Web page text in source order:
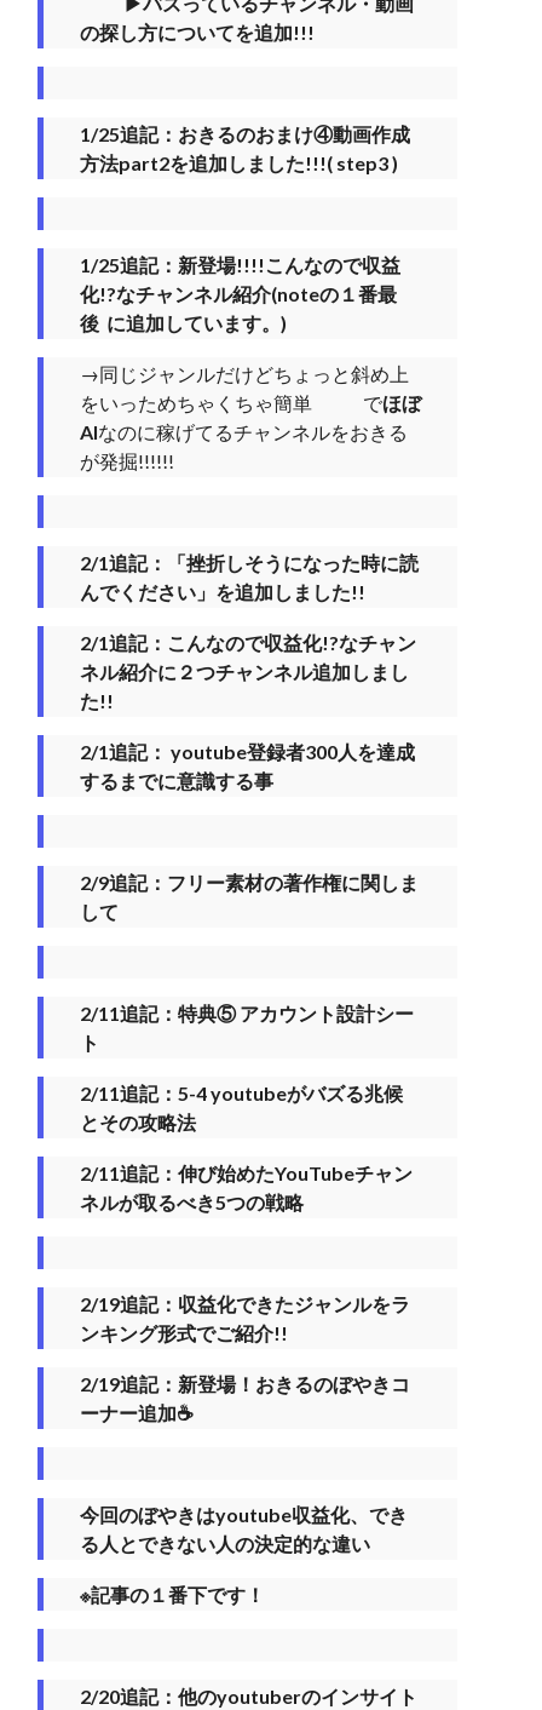
の探し方についてを追加!!!
1/25追記：おきるのおまけ④動画作成
方法part2を追加しました!!!( step3 )
1/25追記：新登場!!!!こんなので収益
化!?なチャンネル紹介(noteの１番最
後 に追加しています。)
→同じジャンルだけどちょっと斜め上
をいっためちゃくちゃ簡単 でほぼ
AIなのに稼げてるチャンネルをおきる
が発掘!!!!!!
2/1追記：「挫折しそうになった時に読
んでください」を追加しました!!
2/1追記：こんなので収益化!?なチャン
ネル紹介に２つチャンネル追加しまし
た!!
2/1追記： youtube登録者300人を達成
するまでに意識する事
2/9追記：フリー素材の著作権に関しま
して
2/11追記：特典⑤ アカウント設計シー
ト
2/11追記：5-4 youtubeがバズる兆候
とその攻略法
2/11追記：伸び始めたYouTubeチャン
ネルが取るべき5つの戦略
2/19追記：収益化できたジャンルをラ
ンキング形式でご紹介!!
2/19追記：新登場！おきるのぼやきコ
ーナー追加☕️
今回のぼやきはyoutube収益化、でき
る人とできない人の決定的な違い
※記事の１番下です！
2/20追記：他のyoutuberのインサイト